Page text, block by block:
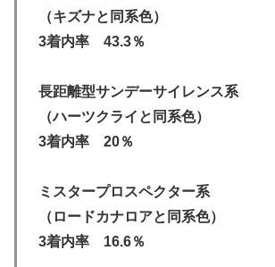
（キズナと同系色）
3着内率 43.3％
長距離型サンデーサイレンス系
（ハーツクライと同系色）
3着内率 20％
ミスタープロスペクター系
（ロードカナロアと同系色）
3着内率 16.6％